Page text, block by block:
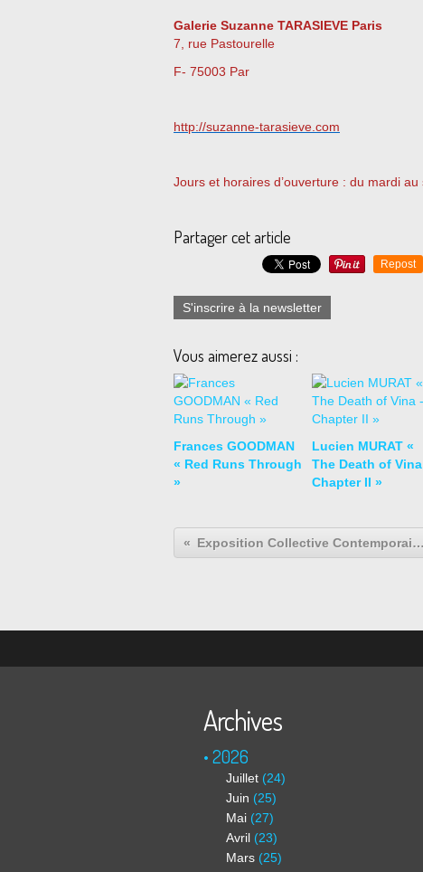
Galerie Suzanne TARASIEVE Paris
7, rue Pastourelle
F- 75003 Par
http://suzanne-tarasieve.com
Jours et horaires d’ouverture : du mardi
Partager cet article
Repost
S'inscrire à la newsletter
Vous aimerez aussi :
Frances GOODMAN
« Red Runs Through
»
Lucien MURAT «
The Death of
Chapter II »
Exposition Collective Contemporaine: TALKING ABOUT A REVOLUTION !
Archives
2026
Juillet (24)
Juin (25)
Mai (27)
Avril (23)
Mars (25)